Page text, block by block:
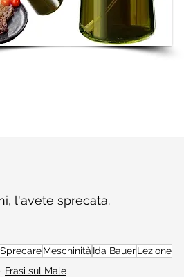
l'avete sprecata.
SprecareMeschinità Ida BauerLezione
Frasi sul Male